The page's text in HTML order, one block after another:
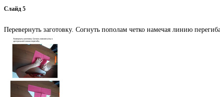
Слайд 5
Перевернуть заготовку. Согнуть пополам четко намечая линию